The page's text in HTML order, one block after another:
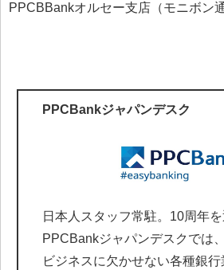
PPCBBankオルセー支店（モニボン
PPCBankジャパンデスク
日本人スタッフ常駐。10周年
PPCBankジャパンデスクでは
ビジネスに欠かせない各種銀行